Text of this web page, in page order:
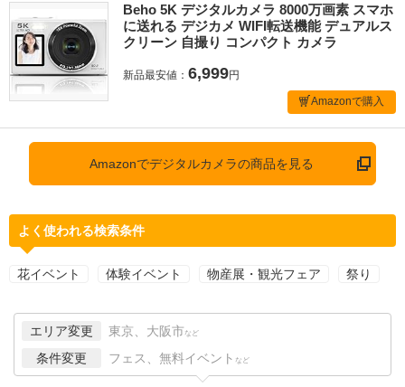
Beho 5K デジタルカメラ 8000万画素 スマホ
に送れる デジカメ WIFI転送機能 デュアルス
クリーン 自撮り コンパクト カメラ
新品最安値： 6,999円
Amazonで購入
Amazonでデジタルカメラの商品を見る
よく使われる検索条件
花イベント 体験イベント 物産展・観光フェア 祭り
エリア変更 東京、大阪市 など
条件変更 フェス、無料イベント など